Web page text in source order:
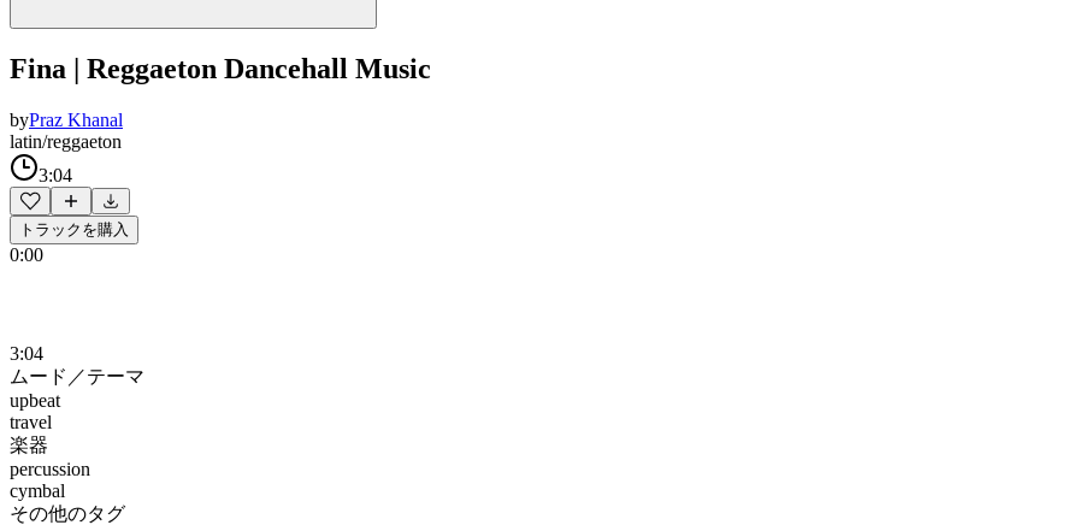
Fina | Reggaeton Dancehall Music
byPraz Khanal
latin/reggaeton
3:04
トラックを購入
0:00
3:04
ムード／テーマ
upbeat
travel
楽器
percussion
cymbal
その他のタグ